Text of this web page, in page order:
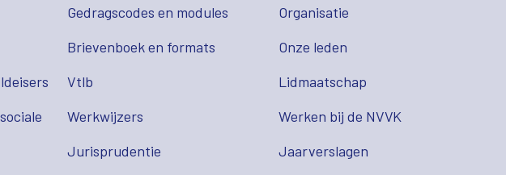
Gedragscodes en modules
Brievenboek en formats
Vtlb
Werkwijzers
Jurisprudentie
Organisatie
Onze leden
Lidmaatschap
Werken bij de NVVK
Jaarverslagen